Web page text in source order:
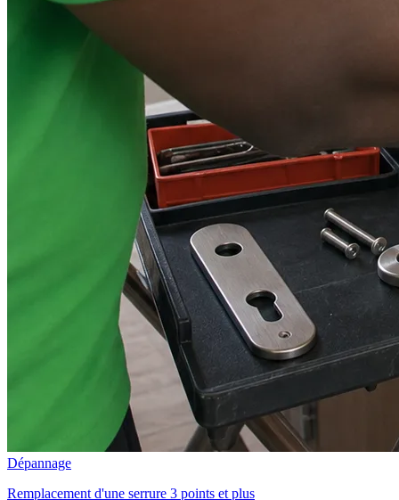
Dépannage
Remplacement d'une serrure 3 points et plus